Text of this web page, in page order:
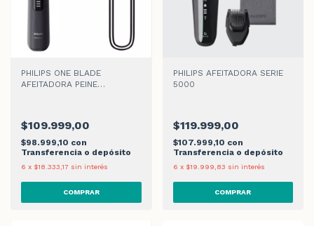
PHILIPS ONE BLADE
AFEITADORA PEINE
$109.999,00
$98.999,10 con
Transferencia o depósito
6 x $18.333,17 sin interés
PHILIPS AFEITADORA SERIE
5000
$119.999,00
$107.999,10 con
Transferencia o depósito
6 x $19.999,83 sin interés